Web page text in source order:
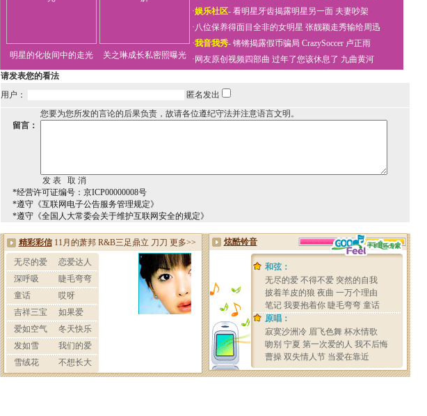
明星的化妆间中的走光 关之琳成长私密照曝光
·娱乐社区- 看明星牙齿揭露明星另一面 夫妻吵架
·八位保养得面目全非的女明星 张靓颖走秀输给周迅
·我音我秀- 锵锵揭露假币骗局 CrazySoccer 卢正雨
· 网友原创视频四部曲 过年了您该休息了 九曲黄河
请发表您的看法
用户：
匿名发出
您要为您所发的言论的后果负责，故请各位遵纪守法并注意语言文明。
留言：
*经营许可证编号：京ICP00000008号
*遵守《互联网电子公告服务管理规定》
*遵守《全国人大常委会关于维护互联网安全的规定》